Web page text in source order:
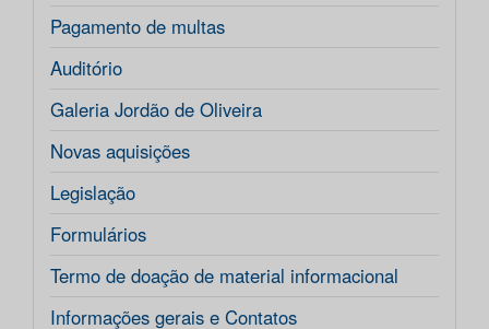
Pagamento de multas
Auditório
Galeria Jordão de Oliveira
Novas aquisições
Legislação
Formulários
Termo de doação de material informacional
Informações gerais e Contatos